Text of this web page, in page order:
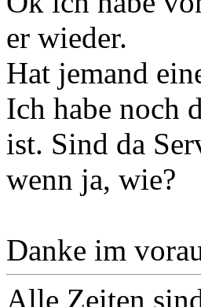
er wieder.
Hat jemand
Ich habe noch
ist. Sind da
wenn ja, wie?
Danke im
Alle Zeiten